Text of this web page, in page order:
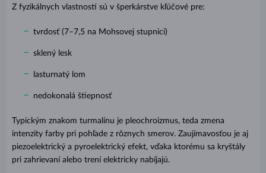
Z fyzikálnych vlastností sú v šperkárstve kľúčové pre:
tvrdosť (7–7,5 na Mohsovej stupnici)
sklený lesk
lasturnatý lom
nedokonalá štiepnosť
Typickým znakom turmalínu je pleochroizmus, teda zmena
intenzity farby pri pohľade z rôznych smerov. Zaujímavosťou je aj
piezoelektrický a pyroelektrický efekt, vďaka ktorému sa kryštály
pri zahrievaní alebo trení elektricky nabíjajú.